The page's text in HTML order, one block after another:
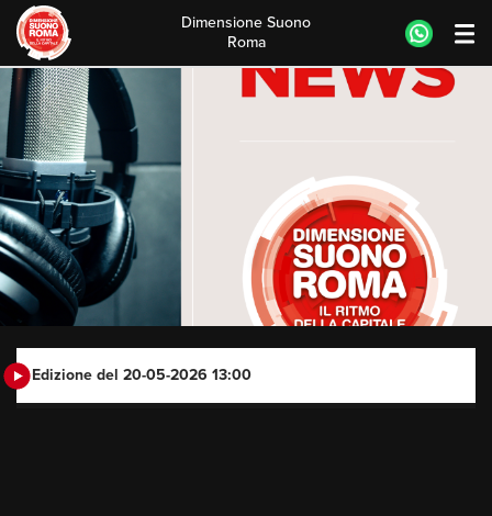
Skip
to
content
Dimensione Suono
Roma
Edizione del 20-05-2026 13:00